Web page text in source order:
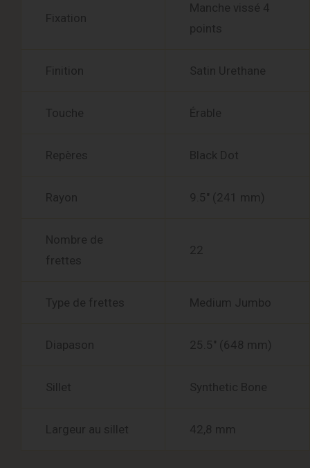
Fixation
Manche vissé 4
points
Finition Satin Urethane
Touche Érable
Repères Black Dot
Rayon 9.5″ (241 mm)
Nombre de
frettes
22
Type de frettes Medium Jumbo
Diapason 25.5″ (648 mm)
Sillet Synthetic Bone
Largeur au sillet 42,8 mm